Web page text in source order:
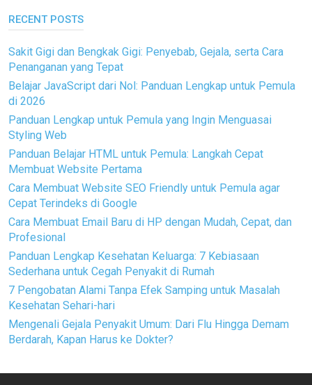
RECENT POSTS
Sakit Gigi dan Bengkak Gigi: Penyebab, Gejala, serta Cara
Penanganan yang Tepat
Belajar JavaScript dari Nol: Panduan Lengkap untuk Pemula
di 2026
Panduan Lengkap untuk Pemula yang Ingin Menguasai
Styling Web
Panduan Belajar HTML untuk Pemula: Langkah Cepat
Membuat Website Pertama
Cara Membuat Website SEO Friendly untuk Pemula agar
Cepat Terindeks di Google
Cara Membuat Email Baru di HP dengan Mudah, Cepat, dan
Profesional
Panduan Lengkap Kesehatan Keluarga: 7 Kebiasaan
Sederhana untuk Cegah Penyakit di Rumah
7 Pengobatan Alami Tanpa Efek Samping untuk Masalah
Kesehatan Sehari-hari
Mengenali Gejala Penyakit Umum: Dari Flu Hingga Demam
Berdarah, Kapan Harus ke Dokter?